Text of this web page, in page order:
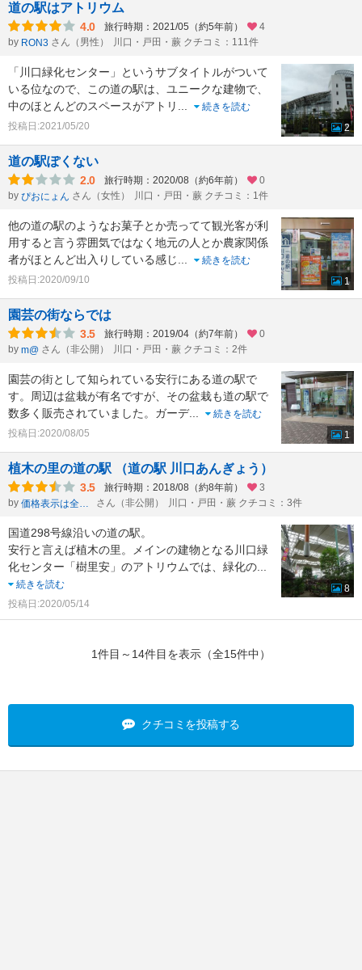
道の駅はアトリウム
4.0 旅行時期：2021/05（約5年前）
4
by RON3 さん（男性） 川口・戸田・蕨 クチコミ：111件
「川口緑化センター」というサブタイトルがついて
いる位なので、この道の駅は、ユニークな建物で、
中のほとんどのスペースがアトリ
続きを読む
投稿日:2021/05/20
2
道の駅ぽくない
2.0 旅行時期：2020/08（約6年前）
0
by ぴおにょん さん（女性） 川口・戸田・蕨 クチコミ：1件
他の道の駅のようなお菓子とか売ってて観光客が利
用すると言う雰囲気ではなく地元の人とか農家関係
者がほとんど出入りしている感じ
続きを読む
投稿日:2020/09/10
1
園芸の街ならでは
3.5 旅行時期：2019/04（約7年前）
0
by m@ さん（非公開） 川口・戸田・蕨 クチコミ：2件
園芸の街として知られている安行にある道の駅で
す。周辺は盆栽が有名ですが、その盆栽も道の駅で
数多く販売されていました。ガーデ...
続きを読む
投稿日:2020/08/05
1
植木の里の道の駅 （道の駅 川口あんぎょう）
3.5 旅行時期：2018/08（約8年前）
3
by
価格表示は全て税込 さん（非公開） 川口・戸田・蕨 クチコミ：3件
国道298号線沿いの道の駅。
安行と言えば植木の里。メインの建物となる川口緑
化センター「樹里安」のアトリウムでは、緑化の
続きを読む
投稿日:2020/05/14
8
1件目～14件目を表示（全15件中）
クチコミを投稿する